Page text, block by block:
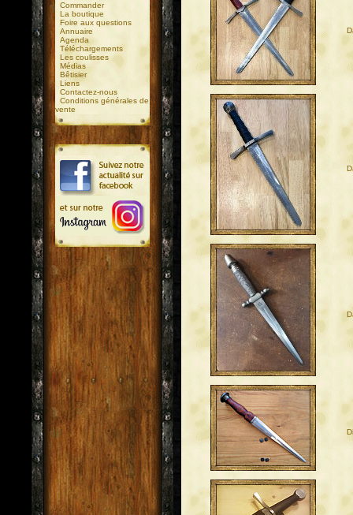
Commander
La boutique
Foire aux questions
Annuaire
Agenda
Téléchargements
Les coulisses
Médias
Bêtisier
Liens
Contactez-nous
Conditions générales de
vente